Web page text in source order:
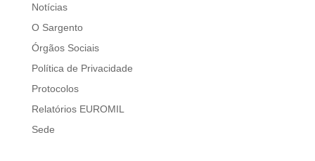
Notícias
O Sargento
Órgãos Sociais
Política de Privacidade
Protocolos
Relatórios EUROMIL
Sede